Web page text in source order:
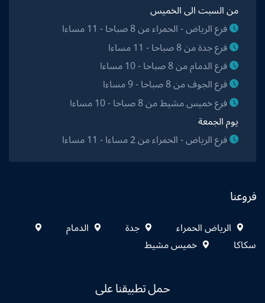
من السبت الى الخميس
فرع الرياض - الحمراء من 8 صباحا - 11 مساءا
فرع جدة من 8 صباحا - 11 مساءا
فرع الدمام من 8 صباحا - 10 مساءا
فرع الجوف من 8 صباحا - 9 مساءا
فرع خميس مشيط من 8 صباحا - 10 مساءا
يوم الجمعة
فرع الرياض - الحمراء من 2 مساءا - 11 مساءا
فروعنا
الرياض الحمراء جدة
الدمام
سكاكا
خميس مشيط
حمل تطبيقنا على